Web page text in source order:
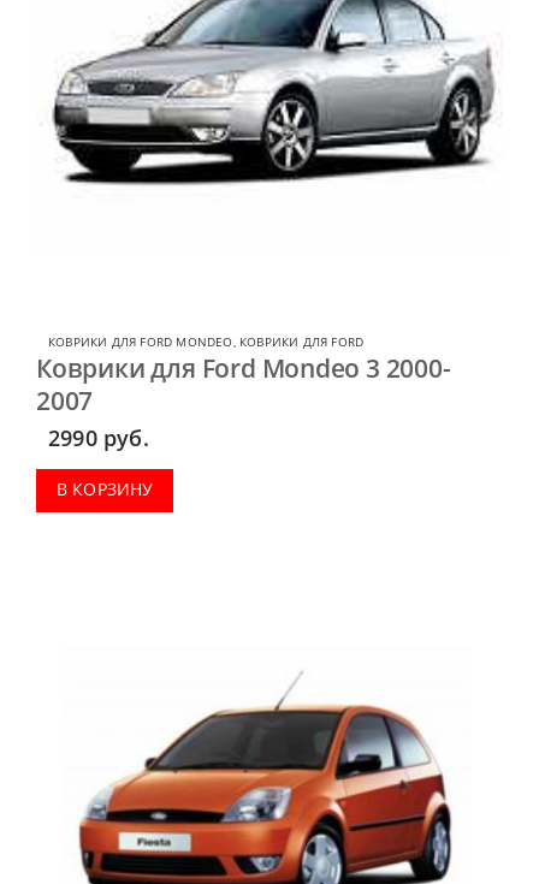
КОВРИКИ ДЛЯ FORD MONDEO, КОВРИКИ ДЛЯ FORD
Коврики для Ford Mondeo 3 2000-
2007
2990 руб.
В КОРЗИНУ